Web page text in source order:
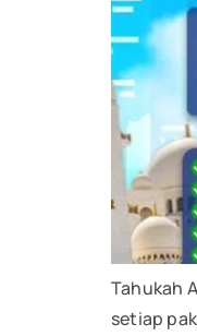
Tahukah
setiap